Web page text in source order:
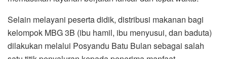
Selain melayani peserta didik, distribusi makanan bagi
kelompok MBG 3B (ibu hamil, ibu menyusui, dan baduta)
dilakukan melalui Posyandu Batu Bulan sebagai salah